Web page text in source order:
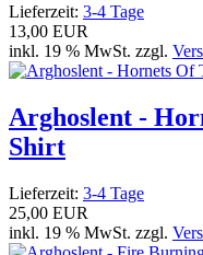
Lieferzeit: 3-4 Tage
13,00 EUR
inkl. 19 % MwSt. zzgl.
Arghoslent -
Shirt
Lieferzeit: 3-4 Tage
25,00 EUR
inkl. 19 % MwSt. zzgl.